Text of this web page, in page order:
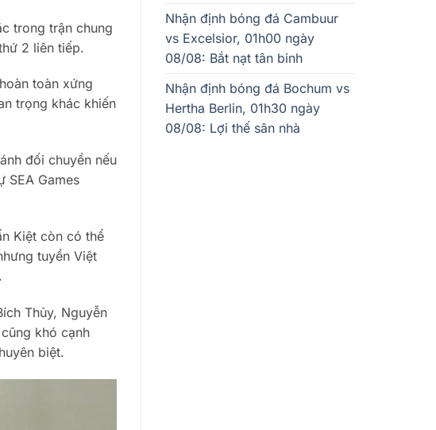
trong trận chung
2 liên tiếp.
toàn xứng
trọng khác khiến
đối chuyền nếu
SEA Games
Kiệt còn có thể
tuyển Việt
Thủy, Nguyễn
khó cạnh
biệt.
Nhận định bóng đá Cambuur
vs Excelsior, 01h00 ngày
08/08: Bắt nạt tân binh
Nhận định bóng đá Bochum vs
Hertha Berlin, 01h30 ngày
08/08: Lợi thế sân nhà